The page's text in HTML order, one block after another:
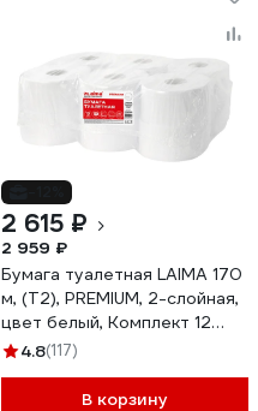
2 615 ₽
2 959 ₽
Бумага туалетная LAIMA 170
м, (T2), PREMIUM, 2-слойная,
цвет белый, Комплект 12
рулонов, 126092
4.8(117)
В корзину